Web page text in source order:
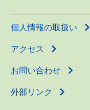
個人情報の取扱い
アクセス
お問い合わせ
外部リンク